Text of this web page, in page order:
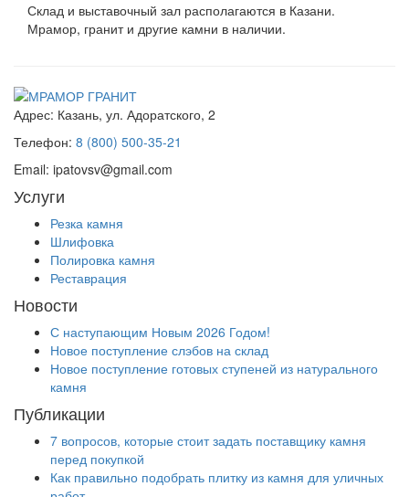
Склад и выставочный зал располагаются в Казани.
Мрамор, гранит и другие камни в наличии.
Адрес: Казань, ул. Адоратского, 2
Телефон: 8 (800) 500-35-21
Email: ipatovsv@gmail.com
Услуги
Резка камня
Шлифовка
Полировка камня
Реставрация
Новости
С наступающим Новым 2026 Годом!
Новое поступление слэбов на склад
Новое поступление готовых ступеней из натурального
камня
Публикации
7 вопросов, которые стоит задать поставщику камня
перед покупкой
Как правильно подобрать плитку из камня для уличных